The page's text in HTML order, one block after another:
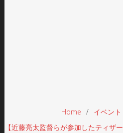
Home
イベン
【近藤亮太監督らが参加したティザ